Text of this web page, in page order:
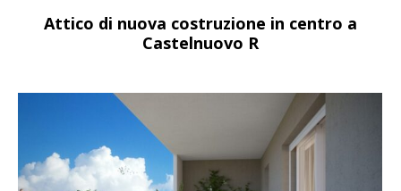
Attico di nuova costruzione in centro a
Castelnuovo R